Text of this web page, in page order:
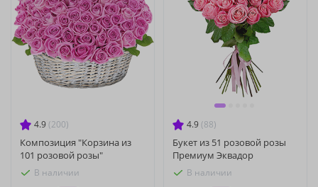
4.9 (200)
Композиция "Корзина из
101 розовой розы"
В наличии
4.9 (88)
Букет из 51 розовой розы
Премиум Эквадор
В наличии